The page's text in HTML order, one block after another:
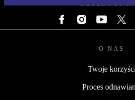
OBSERWUJ
O NAS
Twoje korzyści
Proces